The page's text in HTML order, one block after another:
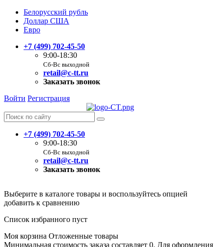
Белорусский рубль
Доллар США
Евро
+7 (499) 702-45-50
9:00-18:30
Сб-Вс выходной
retail@c-tt.ru
Заказать звонок
Войти Регистрация
+7 (499) 702-45-50
9:00-18:30
Сб-Вс выходной
retail@c-tt.ru
Заказать звонок
Выберите в каталоге товары и воспользуйтесь опцией
добавить к сравнению
Список избранного пуст
Моя корзина Отложенные товары
Минимальная стоимость заказа составляет 0. Для оформления